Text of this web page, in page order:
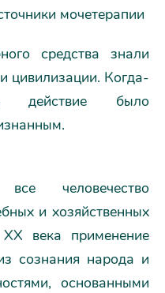
мочетерапии
средства знали
цивилизации. Когда-
действие было
человечество
и хозяйственных
века применение
сознания народа и
основанными